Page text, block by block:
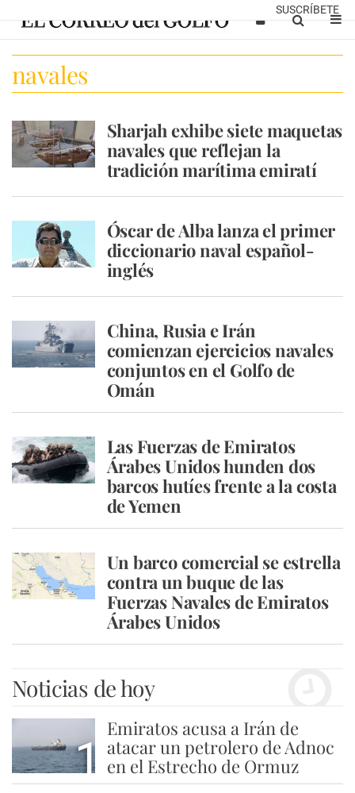
SUSCRÍBETE
navales
Sharjah exhibe siete maquetas
navales que reflejan la
tradición marítima emiratí
Óscar de Alba lanza el primer
diccionario naval español-
inglés
China, Rusia e Irán
comienzan ejercicios navales
conjuntos en el Golfo de
Omán
Las Fuerzas de Emiratos
Árabes Unidos hunden dos
barcos hutíes frente a la costa
de Yemen
Un barco comercial se estrella
contra un buque de las
Fuerzas Navales de Emiratos
Árabes Unidos
Noticias de hoy
1
Emiratos acusa a Irán de
atacar un petrolero de Adnoc
en el Estrecho de Ormuz